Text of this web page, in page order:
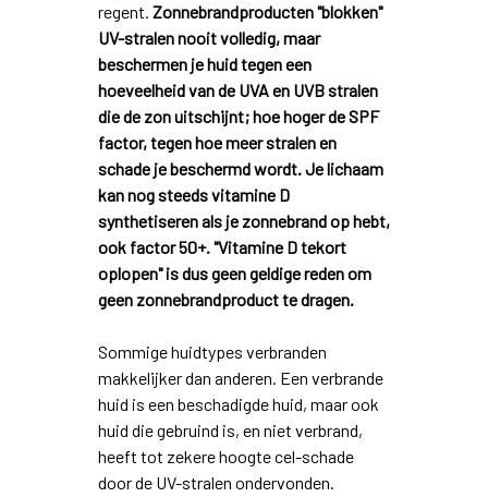
regent. Zonnebrandproducten "blokken"
UV-stralen nooit volledig, maar
beschermen je huid tegen een
hoeveelheid van de UVA en UVB stralen
die de zon uitschijnt; hoe hoger de SPF
factor, tegen hoe meer stralen en
schade je beschermd wordt. Je lichaam
kan nog steeds vitamine D
synthetiseren als je zonnebrand op hebt,
ook factor 50+. "Vitamine D tekort
oplopen" is dus geen geldige reden om
geen zonnebrandproduct te dragen.
Sommige huidtypes verbranden
makkelijker dan anderen. Een verbrande
huid is een beschadigde huid, maar ook
huid die gebruind is, en niet verbrand,
heeft tot zekere hoogte cel-schade
door de UV-stralen ondervonden.